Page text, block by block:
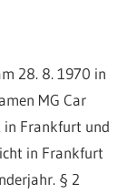
28. 8. 1970 in
MG Car
in Frankfurt und
in Frankfurt
§ 2